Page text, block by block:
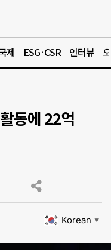
제 ESG·CSR 인터뷰
동에 22억
Korean ▼